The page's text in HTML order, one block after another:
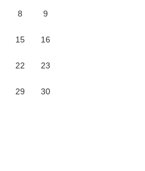
8 9
15 16
22 23
29 30